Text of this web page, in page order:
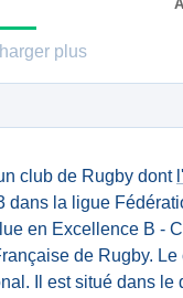
plus
club de Rugby dont
dans la ligue
en Excellence B -
de Rugby. Le
Il est situé dans le